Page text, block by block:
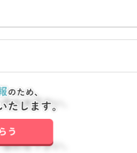
わせ下さい。
わせ下さい。